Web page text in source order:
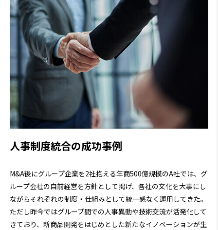
人事制度統合の成功事例
M&A後にグループ企業を2社抱える年商500億規模のA社では、グ
ループ会社の自前経営を方針として掲げ、各社の文化を大事にし
ながらそれぞれの制度・仕組みとして統一感なく運用してきた。
ただし昨今ではグループ間での人事異動や技術交流が活発化して
きており、新商品開発をはじめとした新たなイノベーションが生